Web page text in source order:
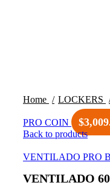
Home LOCKERS
PRO COIN $
Back to products
VENTILADO PRO
VENTILADO